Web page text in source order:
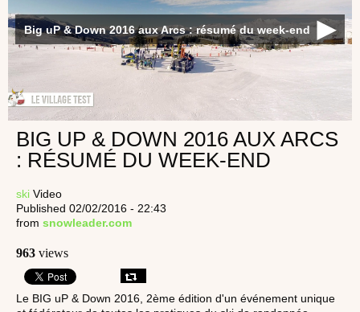
Big uP & Down 2016 aux Arcs : résumé du week-end
BIG UP & DOWN 2016 AUX ARCS
: RÉSUMÉ DU WEEK-END
ski Video
Published 02/02/2016 - 22:43
from snowleader.com
963 views
Le BIG uP & Down 2016, 2ème édition d'un événement unique